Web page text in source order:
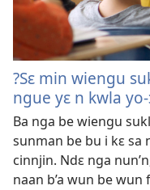
?Sɛ min wiengu
ngue yɛ n kwla yo-
Ba nga be wiengu
sunman be bu i kɛ sa
cinnjin. Ndɛ nga
naan b’a wun be wun